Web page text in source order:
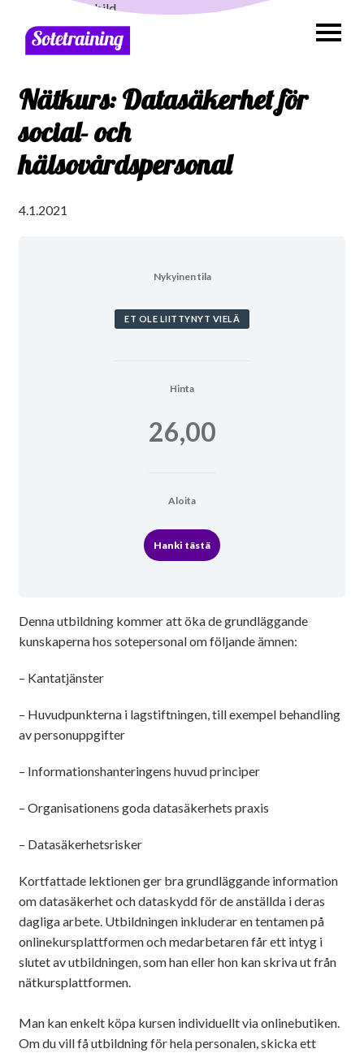
Nätkurs: Datasäkerhet för
social- och
hälsovårdspersonal
4.1.2021
Nykyinen tila
ET OLE LIITTYNYT VIELÄ
Hinta
26,00
Aloita
Hanki tästä
Denna utbildning kommer att öka de grundläggande
kunskaperna hos sotepersonal om följande ämnen:
– Kantatjänster
– Huvudpunkterna i lagstiftningen, till exempel behandling
av personuppgifter
– Informationshanteringens huvud principer
– Organisationens goda datasäkerhets praxis
– Datasäkerhetsrisker
Kortfattade lektionen ger bra grundläggande information
om datasäkerhet och dataskydd för de anställda i deras
dagliga arbete. Utbildningen inkluderar en tentamen på
onlinekursplattformen och medarbetaren får ett intyg i
slutet av utbildningen, som han eller hon kan skriva ut från
nätkursplattformen.
Man kan enkelt köpa kursen individuellt via onlinebutiken.
Om du vill få utbildning för hela personalen, skicka ett